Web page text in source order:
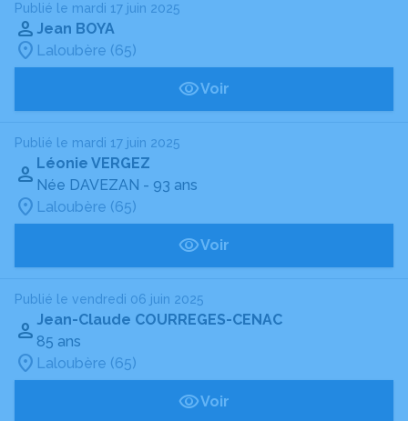
Publié le mardi 17 juin 2025
Jean BOYA
Laloubère (65)
Voir
Publié le mardi 17 juin 2025
Léonie VERGEZ
Née DAVEZAN - 93 ans
Laloubère (65)
Voir
Publié le vendredi 06 juin 2025
Jean-Claude COURREGES-CENAC
85 ans
Laloubère (65)
Voir